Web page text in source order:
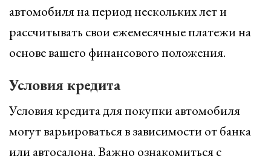
автомобиля на период нескольких лет и
рассчитывать свои ежемесячные платежи на
основе вашего финансового положения.
Условия кредита
Условия кредита для покупки автомобиля
могут варьироваться в зависимости от банка
или автосалона. Важно ознакомиться с